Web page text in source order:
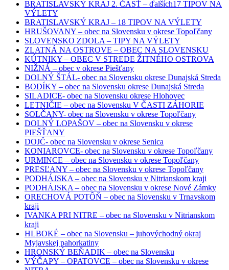
BRATISLAVSKÝ KRAJ 2. ČASŤ – ďalších17 TIPOV NA
VÝLETY
BRATISLAVSKÝ KRAJ – 18 TIPOV NA VÝLETY
HRUŠOVANY – obec na Slovensku v okrese Topoľčany
SLOVENSKO ZDOLA – TIPY NA VÝLETY
ZLATNÁ NA OSTROVE – OBEC NA SLOVENSKU
KÚTNIKY – OBEC V STREDE ŽITNÉHO OSTROVA
NIŽNÁ – obec v okrese Piešťany
DOLNÝ ŠTÁL- obec na Slovensku okrese Dunajská Streda
BODÍKY – obec na Slovensku okrese Dunajská Streda
SILADICE- obec na Slovensku okrese Hlohovec
LETNIČIE – obec na Slovensku V ČASTI ZÁHORIE
SOLČANY- obec na Slovensku v okrese Topoľčany
DOLNÝ LOPAŠOV – obec na Slovensku v okrese
PIEŠŤANY
DOJČ- obec na Slovensku v okrese Senica
KONIAROVCE- obec na Slovensku v okrese Topoľčany
URMINCE – obec na Slovensku v okrese Topoľčany
PRESĽANY – obec na Slovensku v okrese Topoľčany
PODHÁJSKA – obec na Slovensku v Nitrianskom kraji
PODHÁJSKA – obec na Slovensku v okrese Nové Zámky
ORECHOVÁ POTÔŇ – obec na Slovensku v Trnavskom
kraji
IVANKA PRI NITRE – obec na Slovensku v Nitrianskom
kraji
HLBOKÉ – obec na Slovensku – juhovýchodný okraj
Myjavskej pahorkatiny
HRONSKÝ BEŇADIK – obec na Slovensku
VÝČAPY – OPATOVCE – obec na Slovensku v okrese